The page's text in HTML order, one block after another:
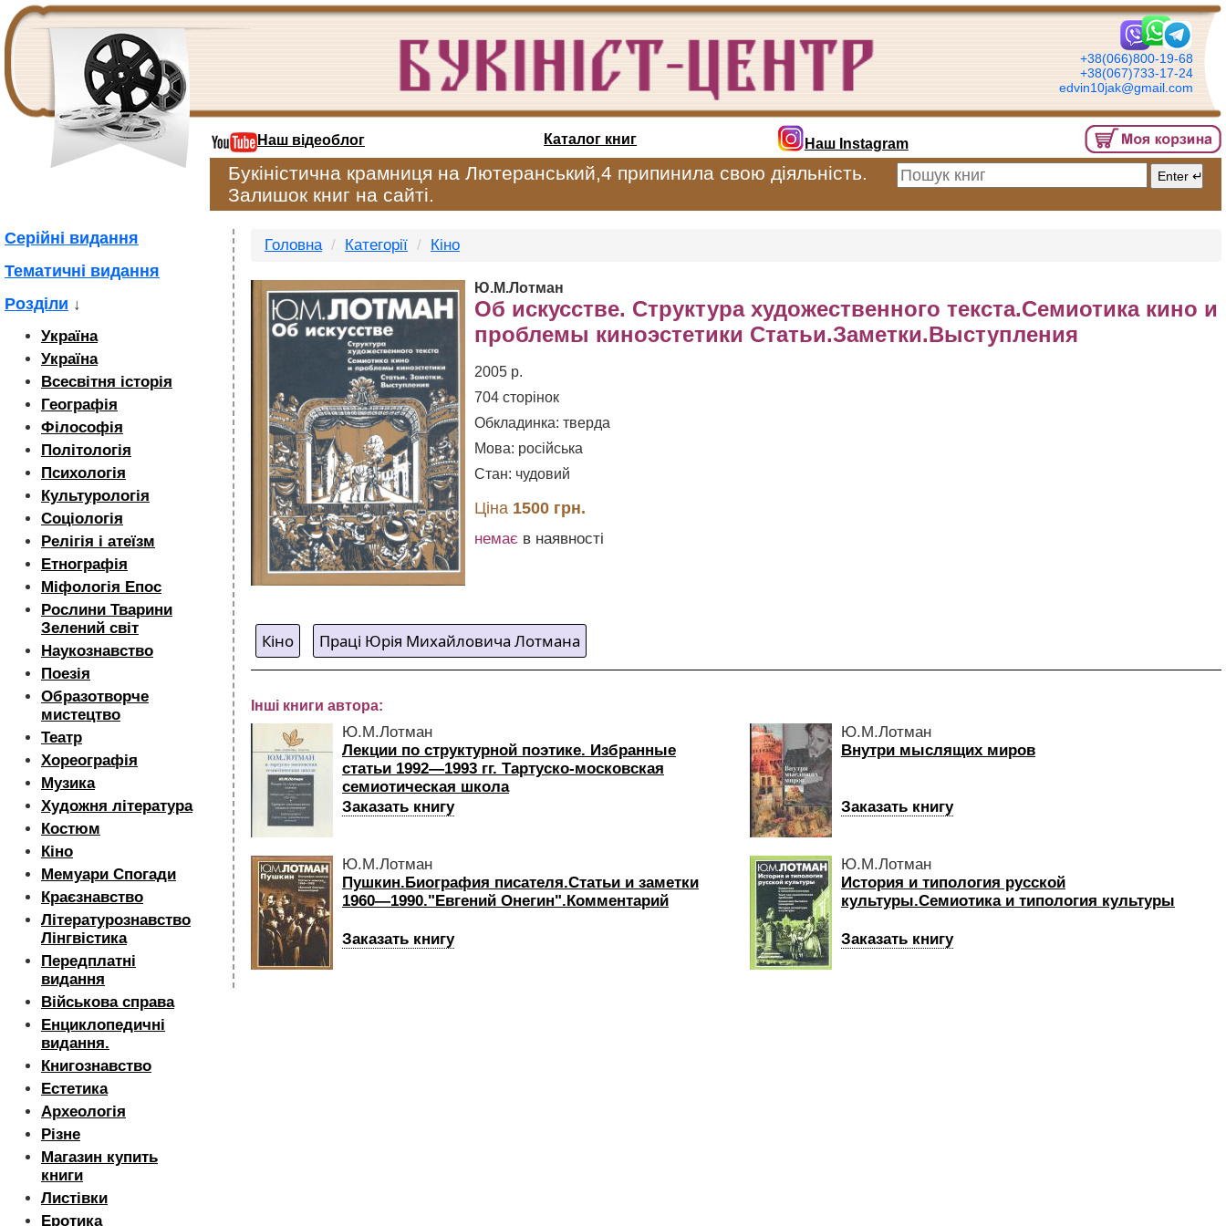
+38(066)800-19-68
+38(067)733-17-24
edvin10jak@gmail.com
Наш відеоблог Каталог книг Наш Instagram
Букіністична крамниця на Лютеранський,4 припинила свою діяльність.
Залишок книг на сайті.
Серійні видання
Тематичні видання
Розділи ↓
Україна
Україна
Всесвітня історія
Географія
Філософія
Політологія
Психологія
Культурологія
Соціологія
Релігія і атеїзм
Етнографія
Міфологія Епос
Рослини Тварини
Зелений світ
Наукознавство
Поезія
Образотворче
мистецтво
Театр
Хореографія
Музика
Художня література
Костюм
Кіно
Мемуари Спогади
Краєзнавство
Літературознавство
Лінгвістика
Передплатні
видання
Військова справа
Енциклопедичні
видання.
Книгознавство
Естетика
Археологія
Різне
Магазин купить
книги
Листівки
Еротика
Головна Категорії Кіно
Ю.М.Лотман
Об искусстве. Структура художественного текста.Семиотика кино и
проблемы киноэстетики Статьи.Заметки.Выступления
2005 р.
704 сторінок
Обкладинка: тверда
Мова: російська
Стан: чудовий
Ціна 1500 грн.
немає в наявності
Кіно Праці Юрія Михайловича Лотмана
Інші книги автора:
Ю.М.Лотман
Лекции по структурной поэтике. Избранные
статьи 1992—1993 гг. Тартуско-московская
семиотическая школа
Заказать книгу
Ю.М.Лотман
Внутри мыслящих миров
Заказать книгу
Ю.М.Лотман
Пушкин.Биография писателя.Статьи и заметки
1960—1990."Евгений Онегин".Комментарий
Заказать книгу
Ю.М.Лотман
История и типология русской
культуры.Семиотика и типология культуры
Заказать книгу